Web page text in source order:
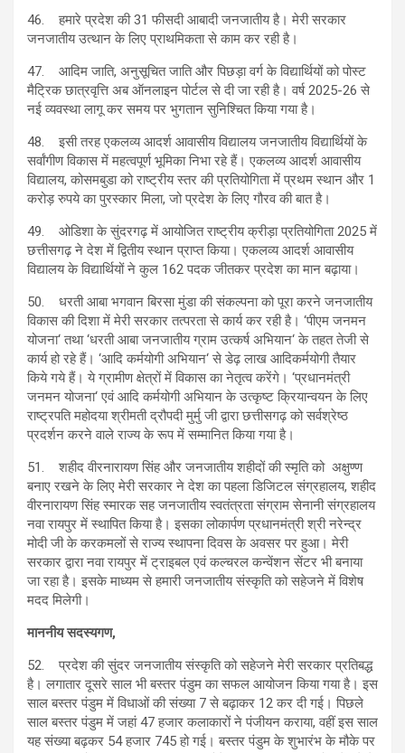
46. हमारे प्रदेश की 31 फीसदी आबादी जनजातीय है। मेरी सरकार
जनजातीय उत्थान के लिए प्राथमिकता से काम कर रही है।
47. आदिम जाति, अनुसूचित जाति और पिछड़ा वर्ग के विद्यार्थियों को पोस्ट
मैट्रिक छात्रवृत्ति अब ऑनलाइन पोर्टल से दी जा रही है। वर्ष 2025-26 से
नई व्यवस्था लागू कर समय पर भुगतान सुनिश्चित किया गया है।
48. इसी तरह एकलव्य आदर्श आवासीय विद्यालय जनजातीय विद्यार्थियों के
सर्वांगीण विकास में महत्वपूर्ण भूमिका निभा रहे हैं। एकलव्य आदर्श आवासीय
विद्यालय, कोसमबुडा को राष्ट्रीय स्तर की प्रतियोगिता में प्रथम स्थान और 1
करोड़ रुपये का पुरस्कार मिला, जो प्रदेश के लिए गौरव की बात है।
49. ओडिशा के सुंदरगढ़ में आयोजित राष्ट्रीय क्रीड़ा प्रतियोगिता 2025 में
छत्तीसगढ़ ने देश में द्वितीय स्थान प्राप्त किया। एकलव्य आदर्श आवासीय
विद्यालय के विद्यार्थियों ने कुल 162 पदक जीतकर प्रदेश का मान बढ़ाया।
50. धरती आबा भगवान बिरसा मुंडा की संकल्पना को पूरा करने जनजातीय
विकास की दिशा में मेरी सरकार तत्परता से कार्य कर रही है। ‘पीएम जनमन
योजना‘ तथा ‘धरती आबा जनजातीय ग्राम उत्कर्ष अभियान‘ के तहत तेजी से
कार्य हो रहे हैं। ‘आदि कर्मयोगी अभियान‘ से डेढ़ लाख आदिकर्मयोगी तैयार
किये गये हैं। ये ग्रामीण क्षेत्रों में विकास का नेतृत्व करेंगे। ‘प्रधानमंत्री
जनमन योजना‘ एवं आदि कर्मयोगी अभियान के उत्कृष्ट क्रियान्वयन के लिए
राष्ट्रपति महोदया श्रीमती द्रौपदी मुर्मु जी द्वारा छत्तीसगढ़ को सर्वश्रेष्ठ
प्रदर्शन करने वाले राज्य के रूप में सम्मानित किया गया है।
51. शहीद वीरनारायण सिंह और जनजातीय शहीदों की स्मृति को अक्षुण्ण
बनाए रखने के लिए मेरी सरकार ने देश का पहला डिजिटल संग्रहालय, शहीद
वीरनारायण सिंह स्मारक सह जनजातीय स्वतंत्रता संग्राम सेनानी संग्रहालय
नवा रायपुर में स्थापित किया है। इसका लोकार्पण प्रधानमंत्री श्री नरेन्द्र
मोदी जी के करकमलों से राज्य स्थापना दिवस के अवसर पर हुआ। मेरी
सरकार द्वारा नवा रायपुर में ट्राइबल एवं कल्चरल कन्वेंशन सेंटर भी बनाया
जा रहा है। इसके माध्यम से हमारी जनजातीय संस्कृति को सहेजने में विशेष
मदद मिलेगी।
माननीय सदस्यगण,
52. प्रदेश की सुंदर जनजातीय संस्कृति को सहेजने मेरी सरकार प्रतिबद्ध
है। लगातार दूसरे साल भी बस्तर पंडुम का सफल आयोजन किया गया है। इस
साल बस्तर पंडुम में विधाओं की संख्या 7 से बढ़ाकर 12 कर दी गई। पिछले
साल बस्तर पंडुम में जहां 47 हजार कलाकारों ने पंजीयन कराया, वहीं इस साल
यह संख्या बढ़कर 54 हजार 745 हो गई। बस्तर पंडुम के शुभारंभ के मौके पर